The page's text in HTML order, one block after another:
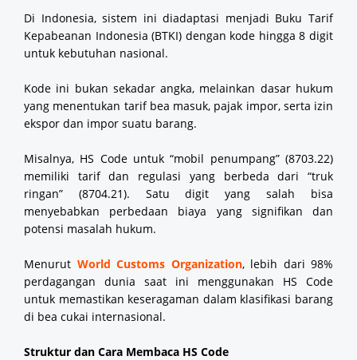
Di Indonesia, sistem ini diadaptasi menjadi Buku Tarif
Kepabeanan Indonesia (BTKI) dengan kode hingga 8 digit
untuk kebutuhan nasional.
Kode ini bukan sekadar angka, melainkan dasar hukum
yang menentukan tarif bea masuk, pajak impor, serta izin
ekspor dan impor suatu barang.
Misalnya, HS Code untuk “mobil penumpang” (8703.22)
memiliki tarif dan regulasi yang berbeda dari “truk
ringan” (8704.21). Satu digit yang salah bisa
menyebabkan perbedaan biaya yang signifikan dan
potensi masalah hukum.
Menurut World Customs Organization, lebih dari 98%
perdagangan dunia saat ini menggunakan HS Code
untuk memastikan keseragaman dalam klasifikasi barang
di bea cukai internasional.
Struktur dan Cara Membaca HS Code